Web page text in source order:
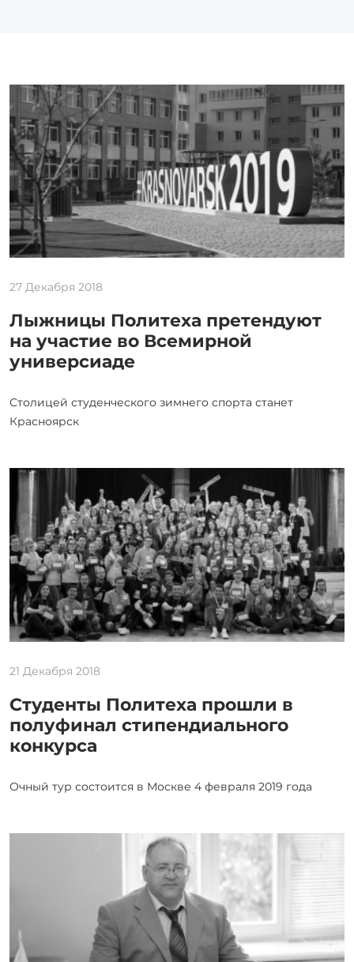
27 Декабря 2018
Лыжницы Политеха претендуют
на участие во Всемирной
универсиаде
Столицей студенческого зимнего спорта станет
Красноярск
21 Декабря 2018
Студенты Политеха прошли в
полуфинал стипендиального
конкурса
Очный тур состоится в Москве 4 февраля 2019 года